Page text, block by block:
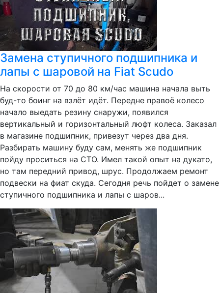
Замена ступичного подшипника и
лапы с шаровой на Fiat Scudo
На скорости от 70 до 80 км/час машина начала выть
буд-то боинг на взлёт идёт. Передне правоё колесо
начало выедать резину снаружи, появился
вертикальный и горизонтальный люфт колеса. Заказал
в магазине подшипник, привезут через два дня.
Разбирать машину буду сам, менять же подшипник
пойду проситься на СТО. Имел такой опыт на дукато,
но там передний привод, шрус. Продолжаем ремонт
подвески на фиат скуда. Сегодня речь пойдет о замене
ступичного подшипника и лапы с шаров...